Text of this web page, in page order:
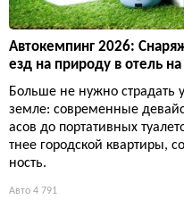
Автокемпинг 2026:
езд на природу в отель на
Больше не нужно страдать
земле: современные
асов до портативных
тнее городской квартиры,
ность.
Авто 4 791